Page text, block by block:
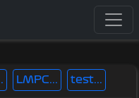
LMPC... test...